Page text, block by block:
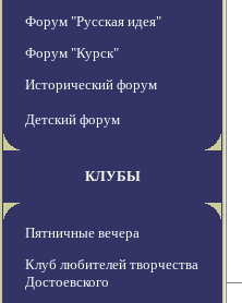
Форум "Русская идея"
Форум "Курск"
Исторический форум
Детский форум
КЛУБЫ
Пятничные вечера
Клуб любителей творчества
Достоевского